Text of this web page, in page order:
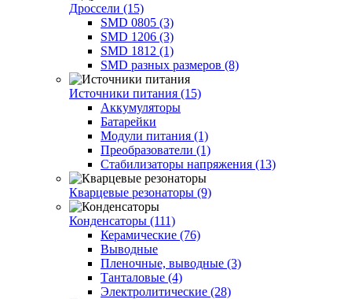
Дроссели (15)
SMD 0805 (3)
SMD 1206 (3)
SMD 1812 (1)
SMD разных размеров (8)
Источники питания (15)
Аккумуляторы
Батарейки
Модули питания (1)
Преобразователи (1)
Стабилизаторы напряжения (13)
Кварцевые резонаторы (9)
Конденсаторы (111)
Керамические (76)
Выводные
Пленочные, выводные (3)
Танталовые (4)
Электролитические (28)